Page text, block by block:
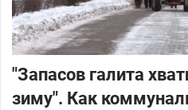
"Запасов галита
зиму". Как